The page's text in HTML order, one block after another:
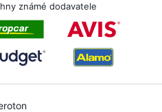
známé dodavatele